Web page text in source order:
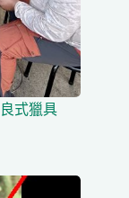
式獵具